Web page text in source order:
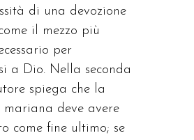
di una devozione
il mezzo più
per
a Dio. Nella seconda
spiega che la
mariana deve avere
come fine ultimo; se